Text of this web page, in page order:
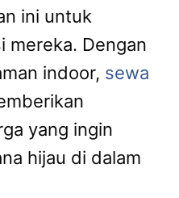
ini untuk
mereka. Dengan
indoor, sewa
yang ingin
hijau di dalam